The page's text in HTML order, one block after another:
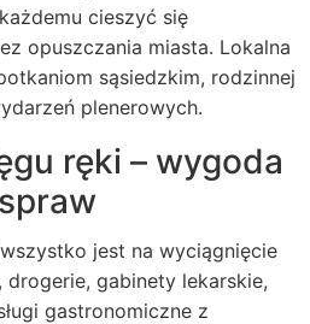
cieszyć się
opuszczania miasta. Lokalna
sąsiedzkim, rodzinnej
plenerowych.
ręki – wygoda
jest na wyciągnięcie
gabinety lekarskie,
gastronomiczne z